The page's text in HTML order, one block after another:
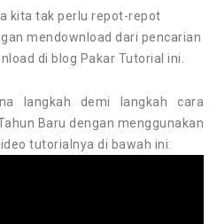
kita tak perlu repot-repot
mendownload dari pencarian
di blog Pakar Tutorial ini.
langkah demi langkah cara
Baru dengan menggunakan
tutorialnya di bawah ini: